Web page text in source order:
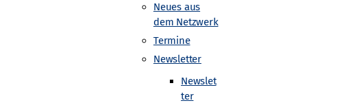
Neues aus
dem Netzwerk
Termine
Newsletter
Newslet
ter